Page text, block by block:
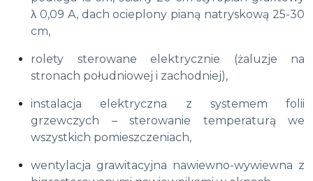
λ 0,09 A, dach ocieplony pianą natryskową 25-30
cm,
rolety sterowane elektrycznie (żaluzje na
stronach południowej i zachodniej),
instalacja elektryczna z systemem folii
grzewczych – sterowanie temperaturą we
wszystkich pomieszczeniach,
wentylacja grawitacyjna nawiewno-wywiewna z